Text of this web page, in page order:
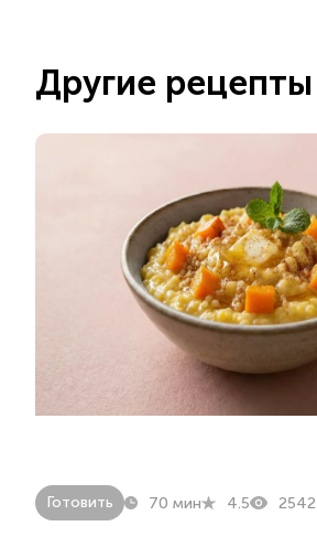
Другие рецепты
Готовить 70 мин 4.5 2542